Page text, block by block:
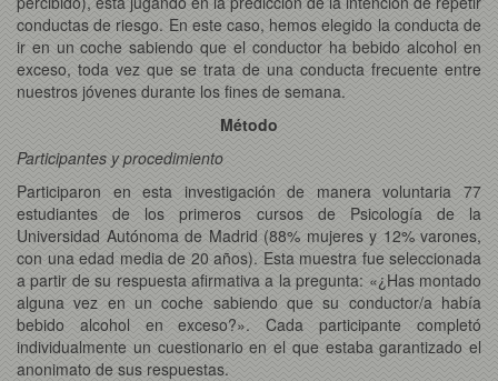
conductas de riesgo. En este caso, hemos elegido la conducta de
ir en un coche sabiendo que el conductor ha bebido alcohol en
exceso, toda vez que se trata de una conducta frecuente entre
nuestros jóvenes durante los fines de semana.
Método
Participantes y procedimiento
Participaron en esta investigación de manera voluntaria 77
estudiantes de los primeros cursos de Psicología de la
Universidad Autónoma de Madrid (88% mujeres y 12% varones,
con una edad media de 20 años). Esta muestra fue seleccionada
a partir de su respuesta afirmativa a la pregunta: «¿Has montado
alguna vez en un coche sabiendo que su conductor/a había
bebido alcohol en exceso?». Cada participante completó
individualmente un cuestionario en el que estaba garantizado el
anonimato de sus respuestas.